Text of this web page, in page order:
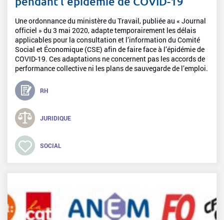
Une ordonnance du ministère du Travail, publiée au « Journal
officiel » du 3 mai 2020, adapte temporairement les délais
applicables pour la consultation et l’information du Comité
Social et Économique (CSE) afin de faire face à l’épidémie de
COVID-19. Ces adaptations ne concernent pas les accords de
performance collective ni les plans de sauvegarde de l’emploi.
RH
JURIDIQUE
SOCIAL